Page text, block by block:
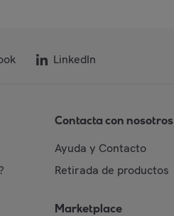
LinkedIn
Contacta con nosotros
Ayuda y Contacto
Retirada de productos
Marketplace